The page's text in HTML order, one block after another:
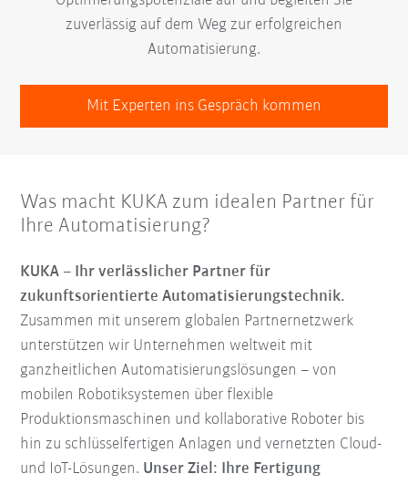
zuverlässig auf dem Weg zur erfolgreichen
Automatisierung.
Mit Experten ins Gespräch kommen
Was macht KUKA zum idealen Partner für
Ihre Automatisierung?
KUKA – Ihr verlässlicher Partner für
zukunftsorientierte Automatisierungstechnik.
Zusammen mit unserem globalen Partnernetzwerk
unterstützen wir Unternehmen weltweit mit
ganzheitlichen Automatisierungslösungen – von
mobilen Robotiksystemen über flexible
Produktionsmaschinen und kollaborative Roboter bis
hin zu schlüsselfertigen Anlagen und vernetzten Cloud-
und IoT-Lösungen. Unser Ziel: Ihre Fertigung